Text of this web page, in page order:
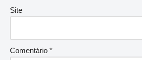
Site
Comentário *